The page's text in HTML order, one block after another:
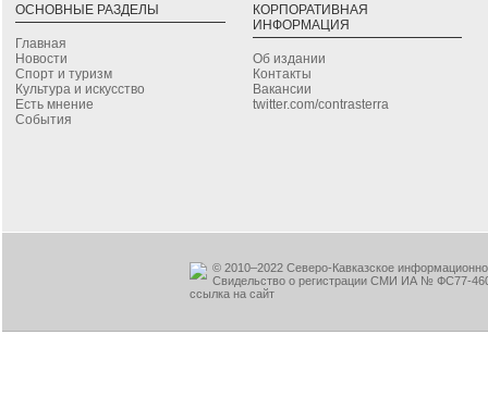
ОСНОВНЫЕ РАЗДЕЛЫ
Главная
Новости
Спорт и туризм
Культура и искусство
Есть мнение
События
КОРПОРАТИВНАЯ
ИНФОРМАЦИЯ
Об издании
Контакты
Вакансии
twitter.com/contrasterra
© 2010–2022 Северо-Кавказское
Свидельство о регистрации СМИ ИА № ФС77-
ссылка на сайт